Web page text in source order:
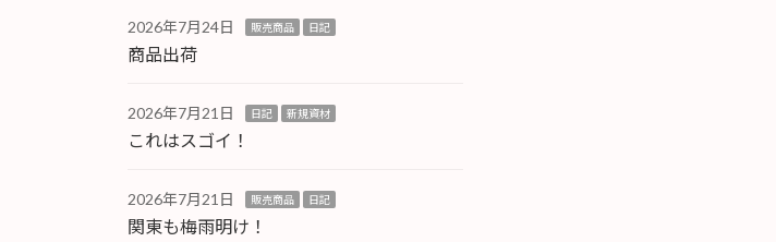
2026年7月24日 販売商品 日記
商品出荷
2026年7月21日 日記 新規資材
これはスゴイ！
2026年7月21日 販売商品 日記
関東も梅雨明け！